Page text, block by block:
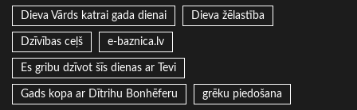
Dieva Vārds katrai gada dienai Dieva žēlastība
Dzīvības ceļš e-baznica.lv
Es gribu dzīvot šīs dienas ar Tevi
Gads kopa ar Dītrihu Bonhēferu grēku piedošana